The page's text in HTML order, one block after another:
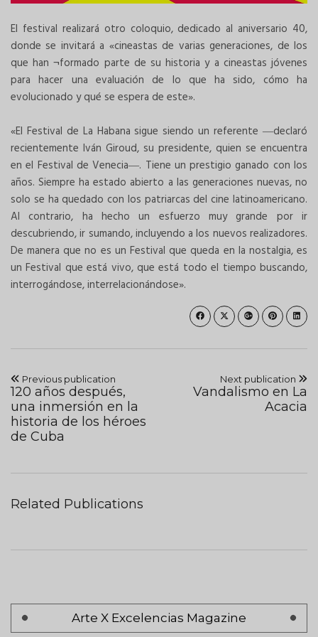
El festival realizará otro coloquio, dedicado al aniversario 40,
donde se invitará a «cineastas de varias generaciones, de los
que han ¬formado parte de su historia y a cineastas jóvenes
para hacer una evaluación de lo que ha sido, cómo ha
evolucionado y qué se espera de este».
«El Festival de La Habana sigue siendo un referente ―declaró
recientemente Iván Giroud, su presidente, quien se encuentra
en el Festival de Venecia―. Tiene un prestigio ganado con los
años. Siempre ha estado abierto a las generaciones nuevas, no
solo se ha quedado con los patriarcas del cine latinoamericano.
Al contrario, ha hecho un esfuerzo muy grande por ir
descubriendo, ir sumando, incluyendo a los nuevos realizadores.
De manera que no es un Festival que queda en la nostalgia, es
un Festival que está vivo, que está todo el tiempo buscando,
interrogándose, interrelacionándose».
Previous publication
120 años después,
una inmersión en la
historia de los héroes
de Cuba
Next publication
Vandalismo en La
Acacia
Related Publications
Arte X Excelencias Magazine
Pagination